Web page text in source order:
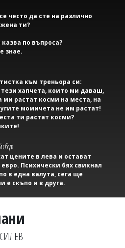
често да сте на различно
ти?
по въпроса?
знае.
към треньора си:
тези хапчета, които ми даваш,
ми растат косми на места, на
момичета не им растат!
ти растат косми?
цените в лева и остават
Психически бях свикнал
в една валута, сега ще
е скъпо и в друга.